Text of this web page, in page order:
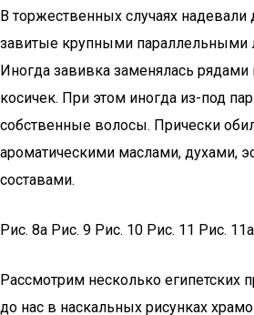
В торжественных случаях
завитые крупными параллельными
Иногда завивка заменялась
косичек. При этом иногда из-под
собственные волосы. Прически
ароматическими маслами, духами,
составами.
Рис. 8а Рис. 9 Рис. 10 Рис. 11 Рис. 11а
Рассмотрим несколько египетских
до нас в наскальных рисунках